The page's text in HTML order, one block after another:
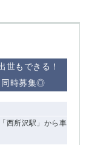
世もできる！
同時募集◎
西所沢駅」から車